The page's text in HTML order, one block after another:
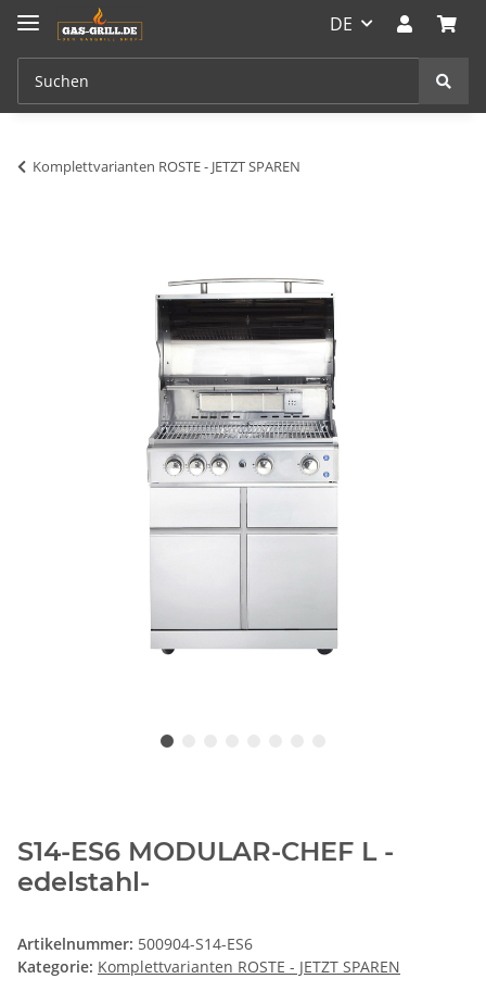
DE
Komplettvarianten ROSTE - JETZT SPAREN
S14-ES6 MODULAR-CHEF L -
edelstahl-
Artikelnummer: 500904-S14-ES6
Kategorie: Komplettvarianten ROSTE - JETZT SPAREN